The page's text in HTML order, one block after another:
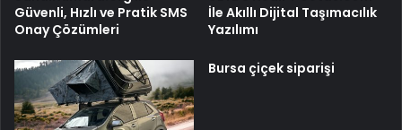
Güvenli, Hızlı ve Pratik SMS
Onay Çözümleri
İle Akıllı Dijital Taşımacılık
Yazılımı
Bursa çiçek siparişi